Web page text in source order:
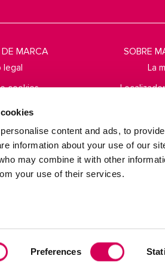
content and ads, to
information about your use of our
may combine it with other
your use of their services.
Preferences
MARCA
legal
cookies
SOBRE
La
mtng© 2009-2026. Todos los derechos